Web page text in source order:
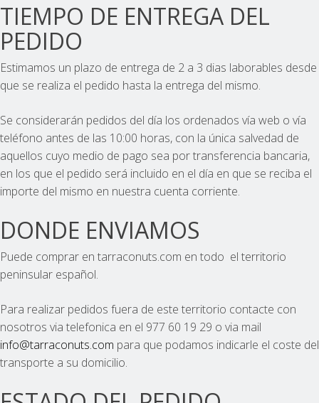
TIEMPO DE ENTREGA DEL
PEDIDO
Estimamos un plazo de entrega de 2 a 3 dias laborables desde
que se realiza el pedido hasta la entrega del mismo.
Se considerarán pedidos del día los ordenados vía web o vía
teléfono antes de las 10:00 horas, con la única salvedad de
aquellos cuyo medio de pago sea por transferencia bancaria,
en los que el pedido será incluido en el día en que se reciba el
importe del mismo en nuestra cuenta corriente.
DONDE ENVIAMOS
Puede comprar en tarraconuts.com en todo el territorio
peninsular español.
Para realizar pedidos fuera de este territorio contacte con
nosotros via telefonica en el 977 60 19 29 o via mail
info@tarraconuts.com para que podamos indicarle el coste del
transporte a su domicilio.